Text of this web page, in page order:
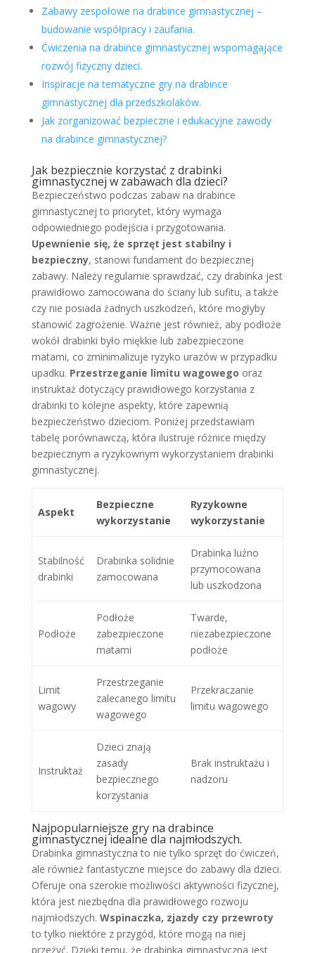
Zabawy zespołowe na drabince gimnastycznej –
budowanie współpracy i zaufania.
Ćwiczenia na drabince gimnastycznej wspomagające
rozwój fizyczny dzieci.
Inspiracje na tematyczne gry na drabince
gimnastycznej dla przedszkolaków.
Jak zorganizować bezpieczne i edukacyjne zawody
na drabince gimnastycznej?
Jak bezpiecznie korzystać z drabinki
gimnastycznej w zabawach dla dzieci?
Bezpieczeństwo podczas zabaw na drabince
gimnastycznej to priorytet, który wymaga
odpowiedniego podejścia i przygotowania.
Upewnienie się, że sprzęt jest stabilny i
bezpieczny, stanowi fundament do bezpiecznej
zabawy. Należy regularnie sprawdzać, czy drabinka jest
prawidłowo zamocowana do ściany lub sufitu, a także
czy nie posiada żadnych uszkodzeń, które mogłyby
stanowić zagrożenie. Ważne jest również, aby podłoże
wokół drabinki było miękkie lub zabezpieczone
matami, co zminimalizuje ryzyko urazów w przypadku
upadku. Przestrzeganie limitu wagowego oraz
instruktaż dotyczący prawidłowego korzystania z
drabinki to kolejne aspekty, które zapewnią
bezpieczeństwo dzieciom. Poniżej przedstawiam
tabelę porównawczą, która ilustruje różnice między
bezpiecznym a ryzykownym wykorzystaniem drabinki
gimnastycznej.
Aspekt
Bezpieczne
wykorzystanie
Ryzykowne
wykorzystanie
Stabilność
drabinki
Drabinka solidnie
zamocowana
Drabinka luźno
przymocowana
lub uszkodzona
Podłoże
Podłoże
zabezpieczone
matami
Twarde,
niezabezpieczone
podłoże
Limit
wagowy
Przestrzeganie
zalecanego limitu
wagowego
Przekraczanie
limitu wagowego
Instruktaż
Dzieci znają
zasady
bezpiecznego
korzystania
Brak instruktażu i
nadzoru
Najpopularniejsze gry na drabince
gimnastycznej idealne dla najmłodszych.
Drabinka gimnastyczna to nie tylko sprzęt do ćwiczeń,
ale również fantastyczne miejsce do zabawy dla dzieci.
Oferuje ona szerokie możliwości aktywności fizycznej,
która jest niezbędna dla prawidłowego rozwoju
najmłodszych. Wspinaczka, zjazdy czy przewroty
to tylko niektóre z przygód, które mogą na niej
przeżyć. Dzięki temu, że drabinka gimnastyczna jest